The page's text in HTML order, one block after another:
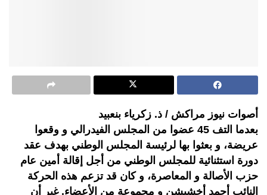
أصوات نيوز مراكش / ذ. زكرياء بنعبيد
بعدما التف 45 عضوا من المجلس الفيدرالي و وقعوا
عريضة، و بعثوا بها لرئيسة المجلس الوطني بهدف عقد
دورة استثنائية للمجلس الوطني من أجل إقالة أمين عام
حزب الأصالة و المعاصرة، و كان قد تزعم هذه الحركة
النائب أحمد أخشيشن و مجموعة من الأعضاء. غير أن